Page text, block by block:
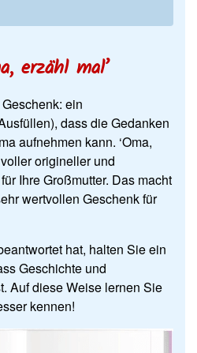
erzähl mal’
ein
dass die Gedanken
aufnehmen kann. ‘Oma,
origineller und
Ihre Großmutter. Das macht
wertvollen Geschenk für
hat, halten Sie ein
Geschichte und
Auf diese Weise lernen Sie
kennen!